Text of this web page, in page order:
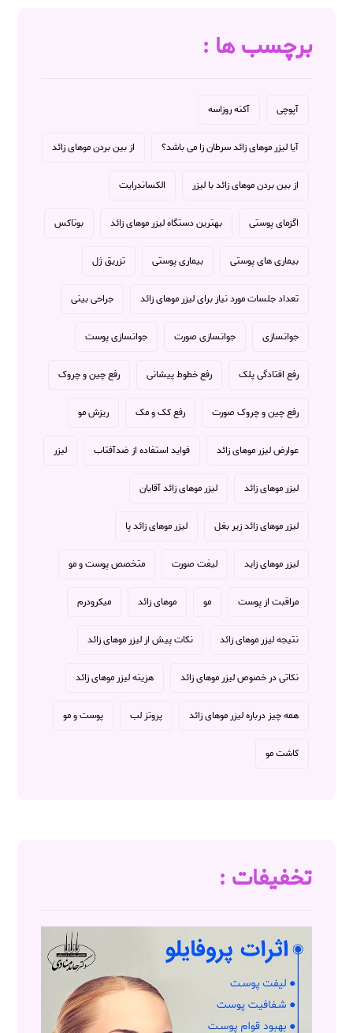
برچسب ها :
آپوچی آکنه روزاسه
آیا لیزر موهای زائد سرطان زا می باشد؟ از بین بردن موهای زائد
از بین بردن موهای زائد با لیزر الکساندرایت
اگزمای پوستی بهترین دستگاه لیزر موهای زائد بوتاکس
بیماری های پوستی بیماری پوستی تزریق ژل
تعداد جلسات مورد نیاز برای لیزر موهای زائد جراحی بینی
جوانسازی جوانسازی صورت جوانسازی پوست
رفع افتادگی پلک رفع خطوط پیشانی رفع چین و چروک
رفع چین و چروک صورت رفع کک و مک ریزش مو
عوارض لیزر موهای زائد فواید استفاده از ضدآفتاب لیزر
لیزر موهای زائد لیزر موهای زائد آقایان
لیزر موهای زائد زیر بغل لیزر موهای زائد پا
لیزر موهای زاید لیفت صورت متخصص پوست و مو
مراقبت از پوست مو موهای زائد میکرودرم
نتیجه لیزر موهای زائد نکات پیش از لیزر موهای زائد
نکاتی در خصوص لیزر موهای زائد هزینه لیزر موهای زائد
همه چیز درباره لیزر موهای زائد پروتز لب پوست و مو
کاشت مو
تخفیفات :